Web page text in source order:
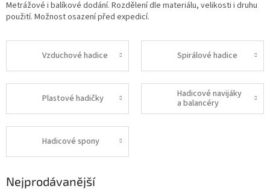
Metrážové i balíkové dodání. Rozdělení dle materiálu, velikosti i druhu
použití. Možnost osazení před expedicí.
Vzduchové hadice Spirálové hadice
Plastové hadičky
Hadicové navijáky
a balancéry
Hadicové spony
Nejprodávanější